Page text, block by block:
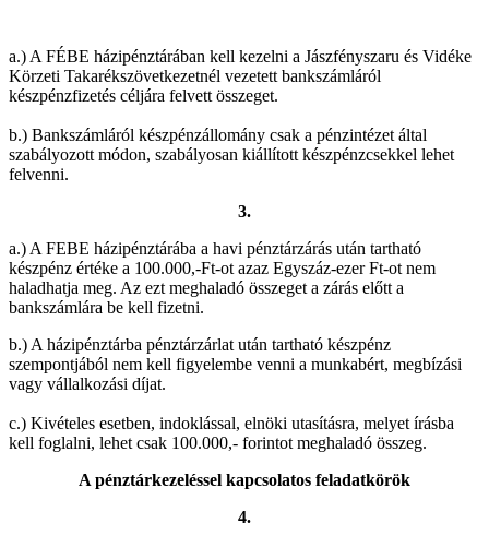
a.) A FÉBE házipénztárában kell kezelni a Jászfényszaru és Vidéke
Körzeti Takarékszövetkezetnél vezetett bankszámláról
készpénzfizetés céljára felvett összeget.
b.) Bankszámláról készpénzállomány csak a pénzintézet által
szabályozott módon, szabályosan kiállított készpénzcsekkel lehet
felvenni.
3.
a.) A FEBE házipénztárába a havi pénztárzárás után tartható
készpénz értéke a 100.000,-Ft-ot azaz Egyszáz-ezer Ft-ot nem
haladhatja meg. Az ezt meghaladó összeget a zárás előtt a
bankszámlára be kell fizetni.
b.) A házipénztárba pénztárzárlat után tartható készpénz
szempontjából nem kell figyelembe venni a munkabért, megbízási
vagy vállalkozási díjat.
c.) Kivételes esetben, indoklással, elnöki utasításra, melyet írásba
kell foglalni, lehet csak 100.000,- forintot meghaladó összeg.
A pénztárkezeléssel kapcsolatos feladatkörök
4.